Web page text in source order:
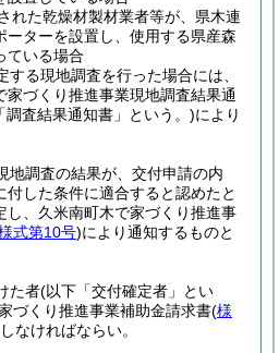
れた乾燥材製材業者等が、県木連
ーターを設置し、使用する県産森
ている場合
する現地調査を行った場合には、
家づくり推進事業現地調査結果通
調査結果通知書」という。)により
地調査の結果が、交付申請の内
した条件に適合すると認めたと
し、久米南町木で家づくり推進事
式第10号)により通知するものと
た者(以下「交付確定者」とい
づくり推進事業補助金請求書(様
なければならい。